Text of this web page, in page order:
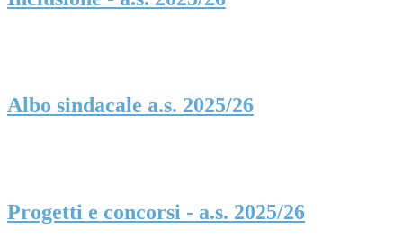
Albo sindacale a.s. 2025/26
Progetti e concorsi - a.s. 2025/26